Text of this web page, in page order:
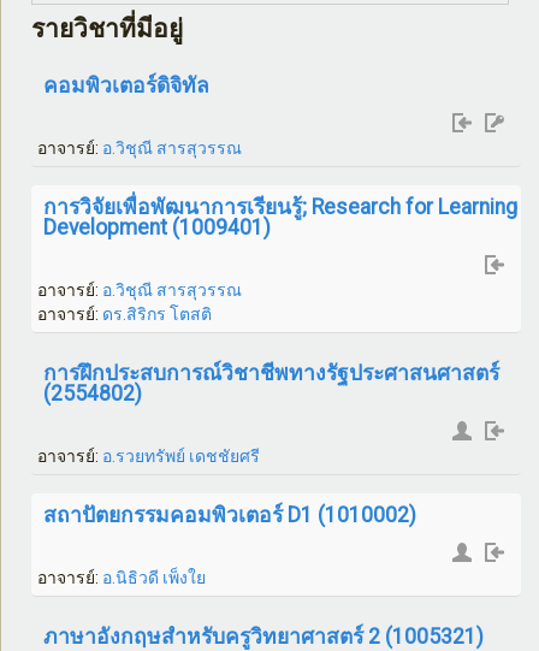
รายวิชาที่มีอยู่
คอมพิวเตอร์ดิจิทัล
อาจารย์: อ.วิชุณี สารสุวรรณ
การวิจัยเพื่อพัฒนาการเรียนรู้; Research for Learning
Development (1009401)
อาจารย์: อ.วิชุณี สารสุวรรณ
อาจารย์: ดร.สิริกร โตสติ
การฝึกประสบการณ์วิชาชีพทางรัฐประศาสนศาสตร์
(2554802)
อาจารย์: อ.รวยทรัพย์ เดชชัยศรี
สถาปัตยกรรมคอมพิวเตอร์ D1 (1010002)
อาจารย์: อ.นิธิวดี เพ็งใย
ภาษาอังกฤษสำหรับครูวิทยาศาสตร์ 2 (1005321)